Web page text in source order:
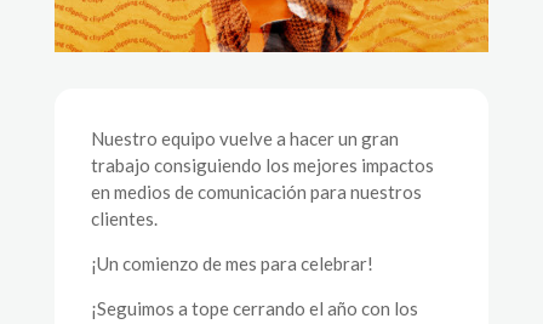
Nuestro equipo vuelve a hacer un gran
trabajo consiguiendo los mejores impactos
en medios de comunicación para nuestros
clientes.
¡Un comienzo de mes para celebrar!
¡Seguimos a tope cerrando el año con los